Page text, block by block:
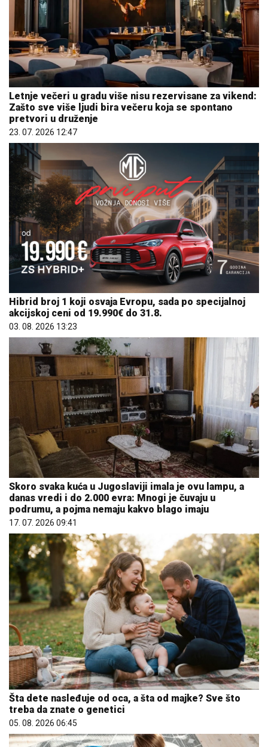
Letnje večeri u gradu više nisu rezervisane za vikend:
Zašto sve više ljudi bira večeru koja se spontano
pretvori u druženje
23. 07. 2026 12:47
Hibrid broj 1 koji osvaja Evropu, sada po specijalnoj
akcijskoj ceni od 19.990€ do 31.8.
03. 08. 2026 13:23
Skoro svaka kuća u Jugoslaviji imala je ovu lampu, a
danas vredi i do 2.000 evra: Mnogi je čuvaju u
podrumu, a pojma nemaju kakvo blago imaju
17. 07. 2026 09:41
Šta dete nasleđuje od oca, a šta od majke? Sve što
treba da znate o genetici
05. 08. 2026 06:45